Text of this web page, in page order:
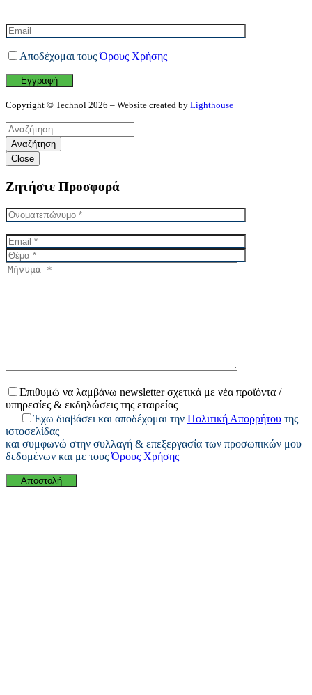
Αποδέχομαι τουςΌρους Χρήσης
Copyright © Technol 2026 – Website created by Lighthouse
Αναζήτηση
Close
Ζητήστε Προσφορά
Επιθυμώ να λαμβάνω newsletter σχετικά με νέα προϊόντα /
υπηρεσίες & εκδηλώσεις της εταιρείας
Έχω διαβάσει και αποδέχομαι την Πολιτική Απορρήτου της
ιστοσελίδας
και συμφωνώ στην συλλαγή & επεξεργασία των προσωπικών μου
δεδομένων και με τουςΌρους Χρήσης